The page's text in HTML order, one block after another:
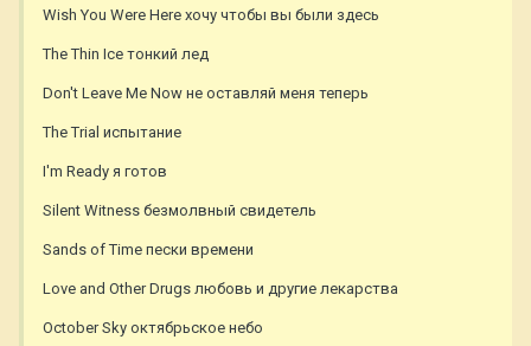
Wish You Were Here хочу чтобы вы были здесь
The Thin Ice тонкий лед
Don't Leave Me Now не оставляй меня теперь
The Trial испытание
I'm Ready я готов
Silent Witness безмолвный свидетель
Sands of Time пески времени
Love and Other Drugs любовь и другие лекарства
October Sky октябрьское небо